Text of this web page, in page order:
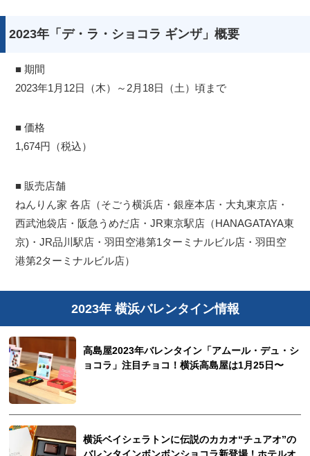
2023年「デ・ラ・ショコラ ギンザ」概要
■ 期間
2023年1月12日（木）～2月18日（土）頃まで
■ 価格
1,674円（税込）
■ 販売店舗
ねんりん家 各店（そごう横浜店・銀座本店・大丸東京店・
西武池袋店・阪急うめだ店・JR東京駅店（HANAGATAYA東
京)・JR品川駅店・羽田空港第1ターミナルビル店・羽田空
港第2ターミナルビル店）
2023年 横浜バレンタイン情報
高島屋2023年バレンタイン「アムール・デュ・シ
ョコラ」注目チョコ！横浜高島屋は1月25日〜
横浜ベイシェラトンに伝説のカカオ“チュアオ”の